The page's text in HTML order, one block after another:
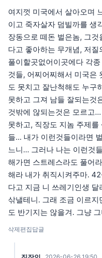
여지껏 미국에서 살아오며
이고 죽자살자 덤빌까를 생
장동으로 떼돈 벌은놈, 그
다고 좋아하는 무개념, 저
풀이할곳없어이곳에다 각
것들, 어찌어찌해서 미국은
도 못치고 잘난척해도 누구
못하고 그져 남들 잘되는것
것밖에 않되는것은 모르고
못하고, 직장도 지놈 주제
들... 내가 이런것들이라면
느니... 그러나 나는 이런것
해가면 스트레스라도 풀어
해라 내가 취직시켜주마.
다고 지금 니 쓰레기인생
삮낼테니. 그래 조금 이르
도 반기지는 않을겨. 그냥
삭제편집 답글